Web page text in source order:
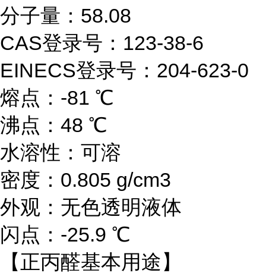
分子量：58.08
CAS登录号：123-38-6
EINECS登录号：204-623-0
熔点：-81 ℃
沸点：48 ℃
水溶性：可溶
密度：0.805 g/cm3
外观：无色透明液体
闪点：-25.9 ℃
【正丙醛基本用途】